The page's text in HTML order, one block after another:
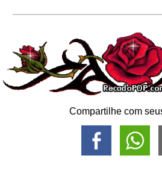
Compartilhe com